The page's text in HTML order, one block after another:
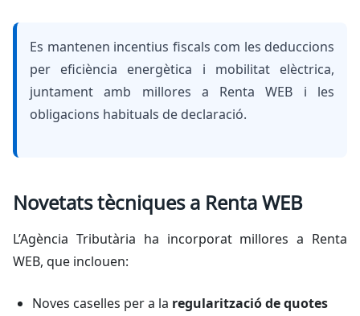
Es mantenen incentius fiscals com les deduccions
per eficiència energètica i mobilitat elèctrica,
juntament amb millores a Renta WEB i les
obligacions habituals de declaració.
Novetats tècniques a Renta WEB
L’Agència Tributària ha incorporat millores a Renta
WEB, que inclouen:
Noves caselles per a la regularització de quotes